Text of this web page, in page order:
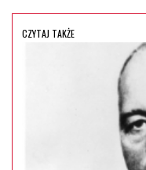
CZYTAJ TAKŻE